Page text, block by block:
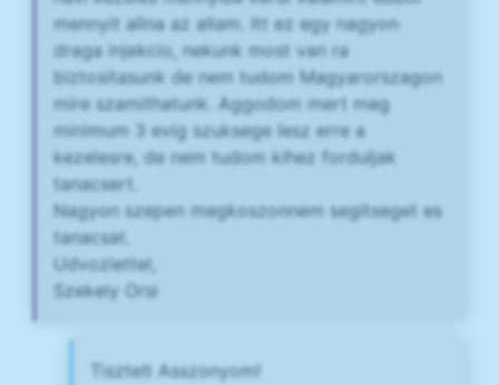
mennyit allna az allam. Itt ez egy nagyon
draga injekcio, nekunk most van ra
biztositasunk de nem tudom Magyarorszagon
mire szamithatunk. Aggodom mert meg
minimum 3 evig szuksege lesz erre a
kezelesre, de nem tudom kihez forduljak
tanacsert.
Nagyon szepen megkoszonnem segitseget es
tanacsat.
Udvozlettel,
Szekely Orsi
Tisztelt Asszonyom!